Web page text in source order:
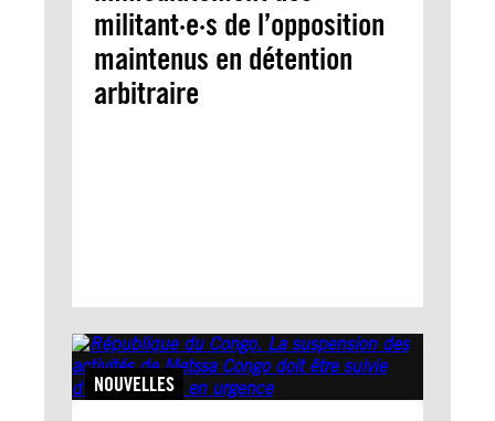
militant·e·s de l’opposition
maintenus en détention
arbitraire
NOUVELLES